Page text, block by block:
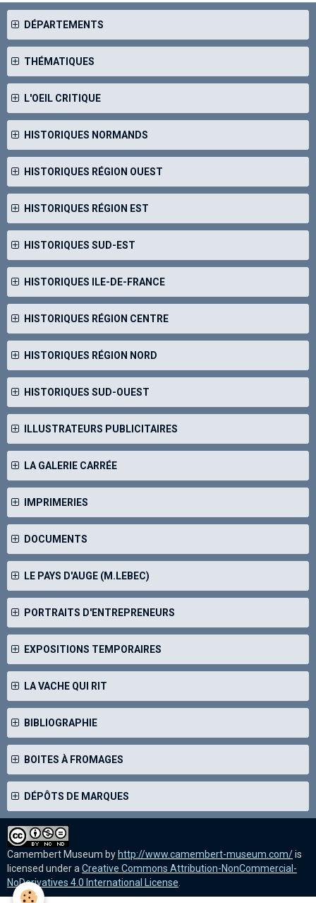
DÉPARTEMENTS
THÉMATIQUES
L'OEIL CRITIQUE
HISTORIQUES NORMANDS
HISTORIQUES RÉGION OUEST
HISTORIQUES RÉGION EST
HISTORIQUES SUD-EST
HISTORIQUES ILE-DE-FRANCE
HISTORIQUES RÉGION CENTRE
HISTORIQUES RÉGION NORD
HISTORIQUES SUD-OUEST
ILLUSTRATEURS PUBLICITAIRES
LA GALERIE CARRÉE
IMPRIMERIES
DOCUMENTS
LE PAYS D'AUGE (M.LEBEC)
PORTRAITS D'ENTREPRENEURS
EXPOSITIONS TEMPORAIRES
LA VACHE QUI RIT
BIBLIOGRAPHIE
BOITES À FROMAGES
DÉPÔTS DE MARQUES
Camembert Museum byhttp://www.camembert-museum.com/is
licensed under a Creative Commons Attribution-NonCommercial-
NoDerivatives 4.0 International License